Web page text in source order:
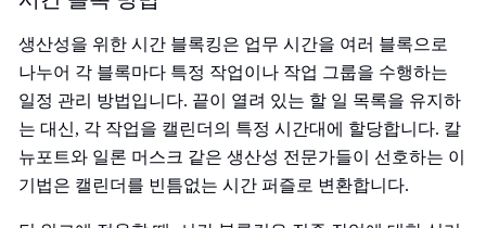
생산성을 위한 시간 블록킹은 업무 시간을 여러 블록으로
나누어 각 블록마다 특정 작업이나 작업 그룹을 수행하는
일정 관리 방법입니다. 끝이 열려 있는 할 일 목록을 유지하
는 대신, 각 작업을 캘린더의 특정 시간대에 할당합니다. 칼
뉴포트와 일론 머스크 같은 생산성 전문가들이 선호하는 이
기법은 캘린더를 빈틈없는 시간 퍼즐로 변환합니다.